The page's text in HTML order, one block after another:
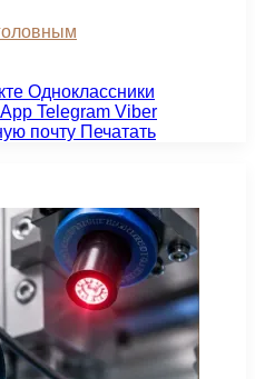
Одноклассники
Telegram Viber
почту Печатать